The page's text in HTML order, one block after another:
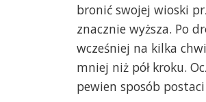
bronić swojej wioski
znacznie wyższa. Po
wcześniej na kilka
mniej niż pół kroku.
pewien sposób postaci